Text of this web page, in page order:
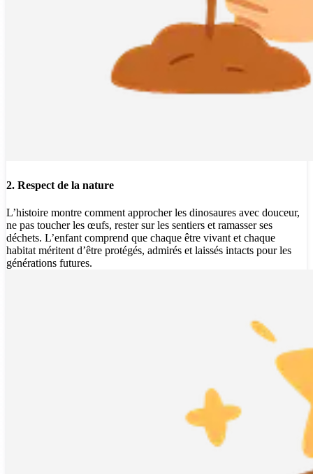
2. Respect de la nature
L’histoire montre comment approcher les dinosaures avec douceur,
ne pas toucher les œufs, rester sur les sentiers et ramasser ses
déchets. L’enfant comprend que chaque être vivant et chaque
habitat méritent d’être protégés, admirés et laissés intacts pour les
générations futures.